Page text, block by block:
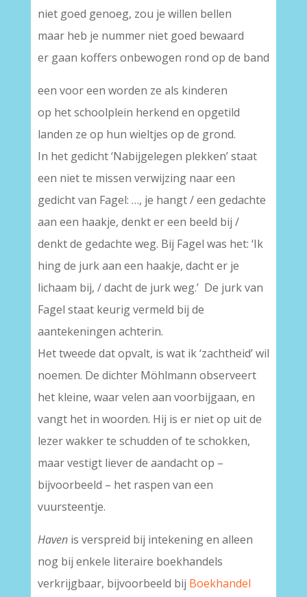
niet goed genoeg, zou je willen bellen
maar heb je nummer niet goed bewaard
er gaan koffers onbewogen rond op de band
een voor een worden ze als kinderen
op het schoolplein herkend en opgetild
landen ze op hun wieltjes op de grond.
In het gedicht ‘Nabijgelegen plekken’ staat
een niet te missen verwijzing naar een
gedicht van Fagel: …, je hangt / een gedachte
aan een haakje, denkt er een beeld bij /
denkt de gedachte weg. Bij Fagel was het: ‘Ik
hing de jurk aan een haakje, dacht er je
lichaam bij, / dacht de jurk weg.’ De jurk van
Fagel staat keurig vermeld bij de
aantekeningen achterin.
Het tweede dat opvalt, is wat ik ‘zachtheid’ wil
noemen. De dichter Möhlmann observeert
het kleine, waar velen aan voorbijgaan, en
vangt het in woorden. Hij is er niet op uit de
lezer wakker te schudden of te schokken,
maar vestigt liever de aandacht op –
bijvoorbeeld – het raspen van een
vuursteentje.
Haven is verspreid bij intekening en alleen
nog bij enkele literaire boekhandels
verkrijgbaar, bijvoorbeeld bij Boekhandel